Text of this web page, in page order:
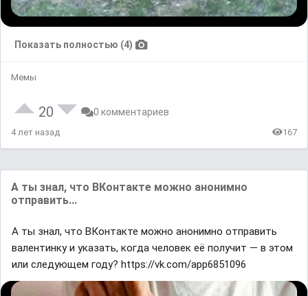
Показать полностью (4)
Мемы
20 0 комментариев
4 лет назад 167
А ты знал, что ВКонтакте можно анонимно
отправить...
А ты знал, что ВКонтакте можно анонимно отправить
валентинку и указать, когда человек её получит — в этом
или следующем году? https://vk.com/app6851096